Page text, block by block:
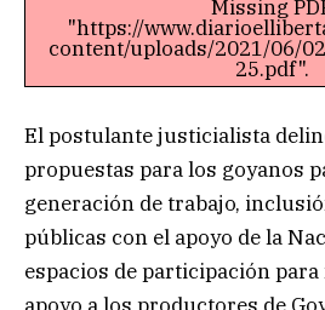
Missing
"https://
content/uploads/2021/06/
25.pdf".
El postulante justicialista
propuestas para los goyanos
generación de trabajo,
públicas con el apoyo de la
espacios de participación